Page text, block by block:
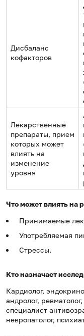
Дисбаланс
кофакторов
Лекарственные
препараты, прием
которых может
влиять на
изменение
уровня
Что может влиять на
Принимаемые
Употребляемая
Стрессы.
Кто назначает
Кардиолог,
андролог,
специалист
невропатолог,